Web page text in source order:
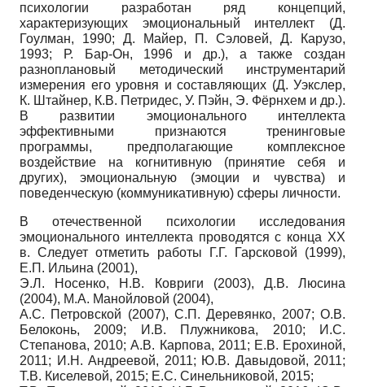
психологии разработан ряд концепций,
характеризующих эмоциональный интеллект (Д.
Гоулман, 1990; Д. Майер, П. Сэловей, Д. Карузо,
1993; Р. Бар-Он, 1996 и др.), а также создан
разноплановый методический инструментарий
измерения его уровня и составляющих (Д. Уэкслер,
К. Штайнер, К.В. Петридес, У. Пэйн, Э. Фёрнхем и др.).
В развитии эмоционального интеллекта
эффективными признаются тренинговые
программы, предполагающие комплексное
воздействие на когнитивную (принятие себя и
других), эмоциональную (эмоции и чувства) и
поведенческую (коммуникативную) сферы личности.
В отечественной психологии исследования
эмоционального интеллекта проводятся с конца XX
в. Следует отметить работы Г.Г. Гарсковой (1999),
Е.П. Ильина (2001),
Э.Л. Носенко, Н.В. Ковриги (2003), Д.В. Люсина
(2004), М.А. Манойловой (2004),
А.С. Петровской (2007), С.П. Деревянко, 2007; О.В.
Белоконь, 2009; И.В. Плужникова, 2010; И.С.
Степанова, 2010; А.В. Карпова, 2011; Е.В. Ерохиной,
2011; И.Н. Андреевой, 2011; Ю.В. Давыдовой, 2011;
Т.В. Киселевой, 2015; Е.С. Синельниковой, 2015;